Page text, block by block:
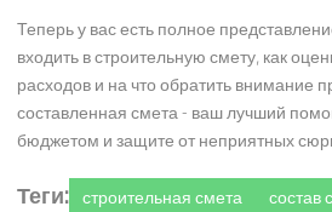
Теперь у вас есть полное
входить в строительную смету, как
расходов и на что обратить внимание
составленная смета - ваш лучший
бюджетом и защите от неприятных
Теги: строительная смета состав